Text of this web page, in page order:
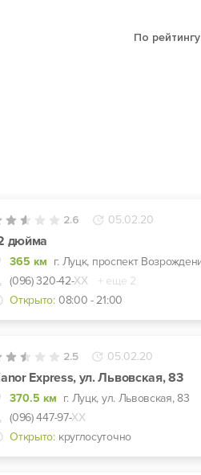
По рейтингу
2.6 05.02.20
дюйма
365 км
(096) 320-42-ХХ
+ еще 2
Открыто: 08:00 - 21:00
2.5 05.02.20
Express, ул. Львовская, 83
370.5 км г. Луцк, ул. Львовская, 83
(096) 447-97-ХХ
Открыто: круглосуточно